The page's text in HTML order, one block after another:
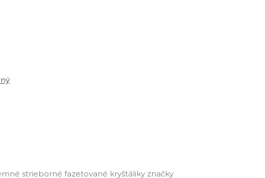
strieborné fazetované kryštáliky značky